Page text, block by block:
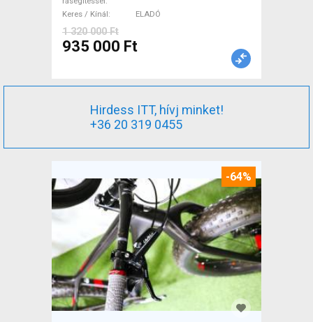
Keres / Kínál
ELADÓ
1 320 000 Ft
935 000 Ft
Hirdess ITT, hívj minket!
+36 20 319 0455
-64%